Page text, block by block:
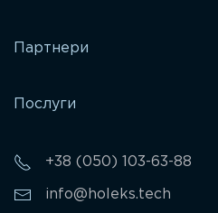
Партнери
Послуги
+38 (050) 103-63-88
info@holeks.tech